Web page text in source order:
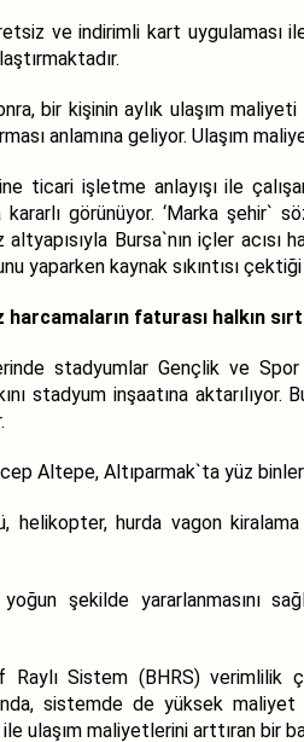
ve indirimli kart uygulaması
bir kişinin aylık ulaşım
anlamına geliyor. Ulaşım
ticari işletme anlayışı ile
kararlı görünüyor. ‘Marka şehir`
Bursa`nın içler
yaparken kaynak sıkıntısı
harcamaların faturası halkın
stadyumlar Gençlik ve
stadyum inşaatına
Altepe, Altıparmak`ta yüz
helikopter, hurda vagon
şekilde yararlanmasını
Raylı Sistem (BHRS) verimlilik
sistemde de yüksek
ulaşım maliyetlerini arttıran bir